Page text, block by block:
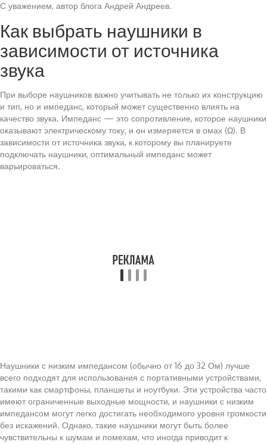
С уважением, автор блога Андрей Андреев.
Как выбрать наушники в
зависимости от источника
звука
При выборе наушников важно учитывать не только их конструкцию
и тип, но и импеданс, который может существенно влиять на
качество звука. Импеданс — это сопротивление, которое наушники
оказывают электрическому току, и он измеряется в омах (Ω). В
зависимости от источника звука, к которому вы планируете
подключать наушники, оптимальный импеданс может
варьироваться.
Наушники с низким импедансом (обычно от 16 до 32 Ом) лучше
всего подходят для использования с портативными устройствами,
такими как смартфоны, планшеты и ноутбуки. Эти устройства часто
имеют ограниченные выходные мощности, и наушники с низким
импедансом могут легко достигать необходимого уровня громкости
без искажений. Однако, такие наушники могут быть более
чувствительны к шумам и помехам, что иногда приводит к